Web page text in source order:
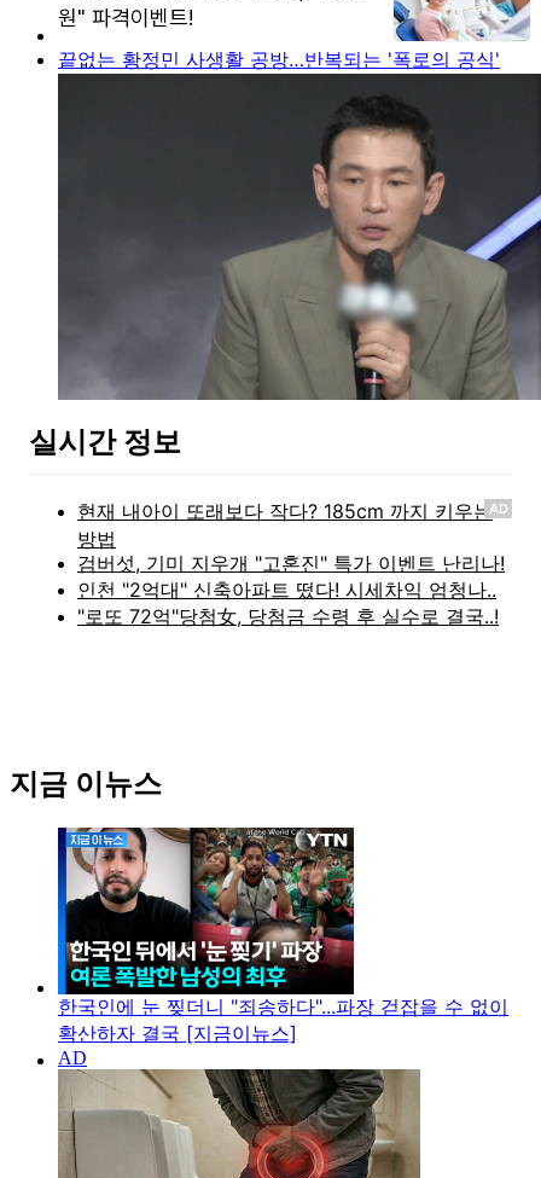
끝없는 황정민 사생활 공방…반복되는 '폭로의 공식'
실시간 정보
AD
지금 이뉴스
한국인에 눈 찢더니 "죄송하다"...파장 걷잡을 수 없이
확산하자 결국 [지금이뉴스]